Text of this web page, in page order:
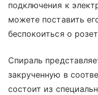
подключения к
можете поставить
беспокоиться о
Спираль
закрученную в
состоит из